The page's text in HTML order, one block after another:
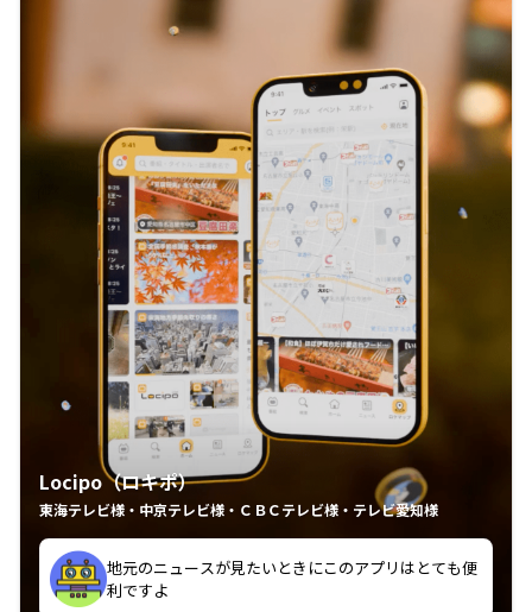
Locipo（ロキポ）
東海テレビ様・中京テレビ様・ＣＢＣテレビ様・テレビ愛知様
いつも利用させていただいております！
地元のニュースが見たいときにこのアプリはとても便
利ですよ